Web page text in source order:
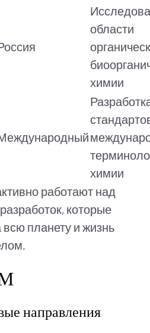
области
химии
химии
работают над
которые
всю планету и жизнь
направления